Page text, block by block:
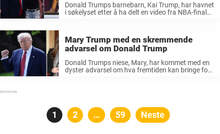
Donald Trumps barnebarn, Kai Trump, har havnet
i søkelyset etter å ha delt en video fra NBA-finalen
Mary Trump med en skremmende
advarsel om Donald Trump
Donald Trumps niese, Mary, har kommet med en
dyster advarsel om hva fremtiden kan bringe for
Posts
Side
1 Side
2 … Side
59 Neste